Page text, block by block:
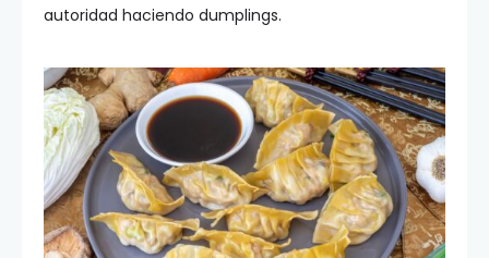
autoridad haciendo dumplings.